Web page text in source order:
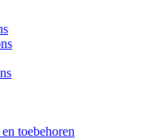
toebehoren